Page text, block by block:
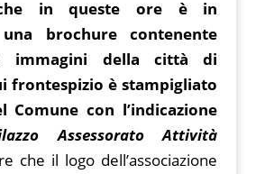
n d m
in queste ore è in
brochure contenente
immagini della città di
frontespizio è stampigliato
Comune con l’indicazione
Assessorato Attività
che il logo dell’associazione